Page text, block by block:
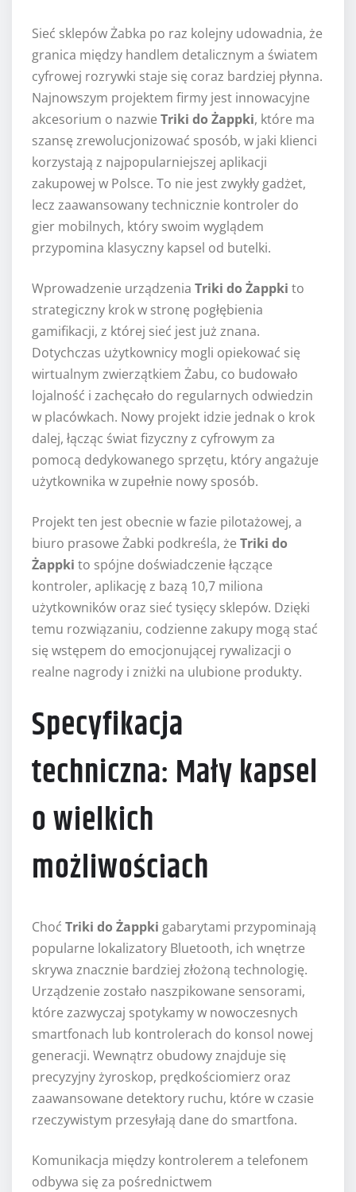
Sieć sklepów Żabka po raz kolejny udowadnia, że
granica między handlem detalicznym a światem
cyfrowej rozrywki staje się coraz bardziej płynna.
Najnowszym projektem firmy jest innowacyjne
akcesorium o nazwie Triki do Żappki, które ma
szansę zrewolucjonizować sposób, w jaki klienci
korzystają z najpopularniejszej aplikacji
zakupowej w Polsce. To nie jest zwykły gadżet,
lecz zaawansowany technicznie kontroler do
gier mobilnych, który swoim wyglądem
przypomina klasyczny kapsel od butelki.
Wprowadzenie urządzenia Triki do Żappki to
strategiczny krok w stronę pogłębienia
gamifikacji, z której sieć jest już znana.
Dotychczas użytkownicy mogli opiekować się
wirtualnym zwierzątkiem Żabu, co budowało
lojalność i zachęcało do regularnych odwiedzin
w placówkach. Nowy projekt idzie jednak o krok
dalej, łącząc świat fizyczny z cyfrowym za
pomocą dedykowanego sprzętu, który angażuje
użytkownika w zupełnie nowy sposób.
Projekt ten jest obecnie w fazie pilotażowej, a
biuro prasowe Żabki podkreśla, że Triki do
Żappki to spójne doświadczenie łączące
kontroler, aplikację z bazą 10,7 miliona
użytkowników oraz sieć tysięcy sklepów. Dzięki
temu rozwiązaniu, codzienne zakupy mogą stać
się wstępem do emocjonującej rywalizacji o
realne nagrody i zniżki na ulubione produkty.
Specyfikacja
techniczna: Mały kapsel
o wielkich
możliwościach
Choć Triki do Żappki gabarytami przypominają
popularne lokalizatory Bluetooth, ich wnętrze
skrywa znacznie bardziej złożoną technologię.
Urządzenie zostało naszpikowane sensorami,
które zazwyczaj spotykamy w nowoczesnych
smartfonach lub kontrolerach do konsol nowej
generacji. Wewnątrz obudowy znajduje się
precyzyjny żyroskop, prędkościomierz oraz
zaawansowane detektory ruchu, które w czasie
rzeczywistym przesyłają dane do smartfona.
Komunikacja między kontrolerem a telefonem
odbywa się za pośrednictwem